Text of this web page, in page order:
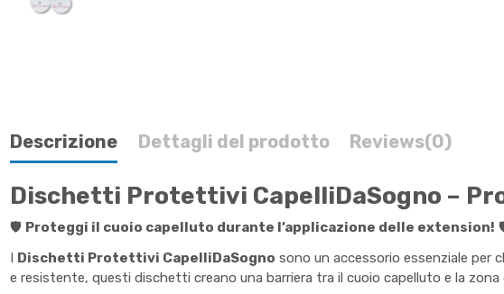
Descrizione Dettagli del prodotto Reviews(0)
Dischetti Protettivi CapelliDaSogno –
🛡️ Proteggi il cuoio capelluto durante l’applicazione delle extension!
I Dischetti Protettivi CapelliDaSogno sono un accessorio essenziale per
e resistente, questi dischetti creano una barriera tra il cuoio capelluto e la